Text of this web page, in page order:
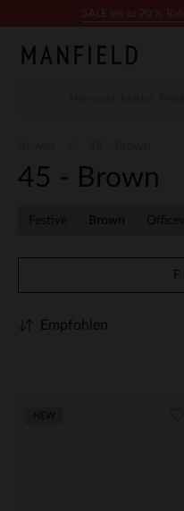
45 - Brown
Festive Brown
Empfohlen